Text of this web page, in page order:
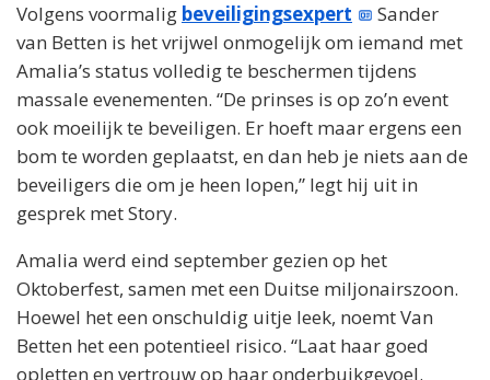
Volgens voormalig beveiligingsexpert
Sander
van Betten is het vrijwel onmogelijk om iemand met
Amalia’s status volledig te beschermen tijdens
massale evenementen. “De prinses is op zo’n event
ook moeilijk te beveiligen. Er hoeft maar ergens een
bom te worden geplaatst, en dan heb je niets aan de
beveiligers die om je heen lopen,” legt hij uit in
gesprek met Story.
Amalia werd eind september gezien op het
Oktoberfest, samen met een Duitse miljonairszoon.
Hoewel het een onschuldig uitje leek, noemt Van
Betten het een potentieel risico. “Laat haar goed
opletten en vertrouw op haar onderbuikgevoel.